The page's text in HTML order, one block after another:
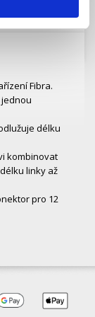
Fibra.
délku
kombinovat
linky až
pro 12